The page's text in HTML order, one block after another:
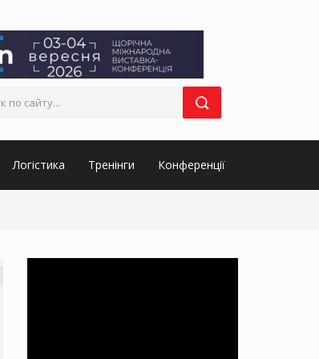
Логістика Тренінги Конференції